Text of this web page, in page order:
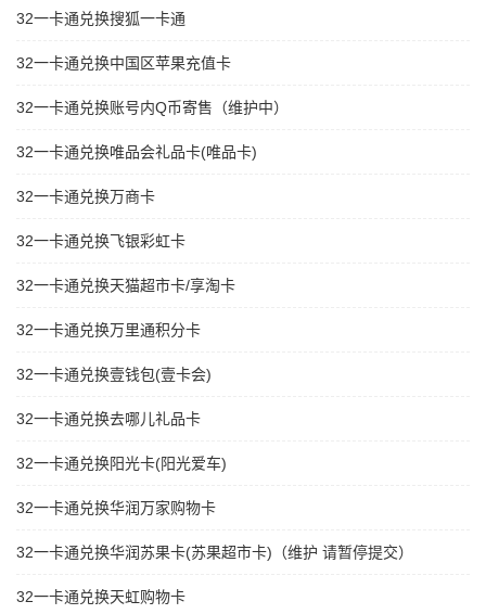
32一卡通兑换搜狐一卡通
32一卡通兑换中国区苹果充值卡
32一卡通兑换账号内Q币寄售（维护中）
32一卡通兑换唯品会礼品卡(唯品卡)
32一卡通兑换万商卡
32一卡通兑换飞银彩虹卡
32一卡通兑换天猫超市卡/享淘卡
32一卡通兑换万里通积分卡
32一卡通兑换壹钱包(壹卡会)
32一卡通兑换去哪儿礼品卡
32一卡通兑换阳光卡(阳光爱车)
32一卡通兑换华润万家购物卡
32一卡通兑换华润苏果卡(苏果超市卡)（维护 请暂停提交）
32一卡通兑换天虹购物卡